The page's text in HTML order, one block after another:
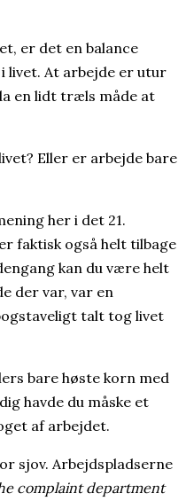
er det en balance
livet. At arbejde er utur
en lidt træls måde at
Eller er arbejde bare
her i det 21.
faktisk også helt tilbage
kan du være helt
der var, var en
talt tog livet
bare høste korn med
havde du måske et
af arbejdet.
sjov. Arbejdspladserne
complaint department